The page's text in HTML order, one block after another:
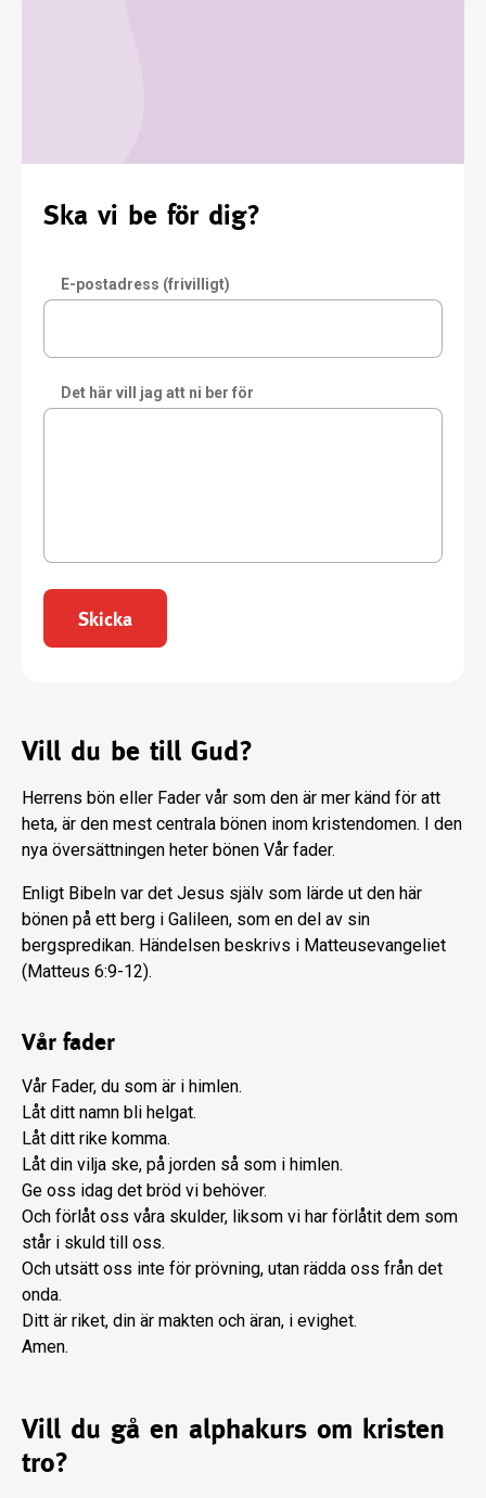
Ska vi be för dig?
E-postadress (frivilligt)
Det här vill jag att ni ber för
Skicka
Vill du be till Gud?
Herrens bön eller Fader vår som den är mer känd för att
heta, är den mest centrala bönen inom kristendomen. I den
nya översättningen heter bönen Vår fader.
Enligt Bibeln var det Jesus själv som lärde ut den här
bönen på ett berg i Galileen, som en del av sin
bergspredikan. Händelsen beskrivs i Matteusevangeliet
(Matteus 6:9-12).
Vår fader
Vår Fader, du som är i himlen.
Låt ditt namn bli helgat.
Låt ditt rike komma.
Låt din vilja ske, på jorden så som i himlen.
Ge oss idag det bröd vi behöver.
Och förlåt oss våra skulder, liksom vi har förlåtit dem som
står i skuld till oss.
Och utsätt oss inte för prövning, utan rädda oss från det
onda.
Ditt är riket, din är makten och äran, i evighet.
Amen.
Vill du gå en alphakurs om kristen
tro?